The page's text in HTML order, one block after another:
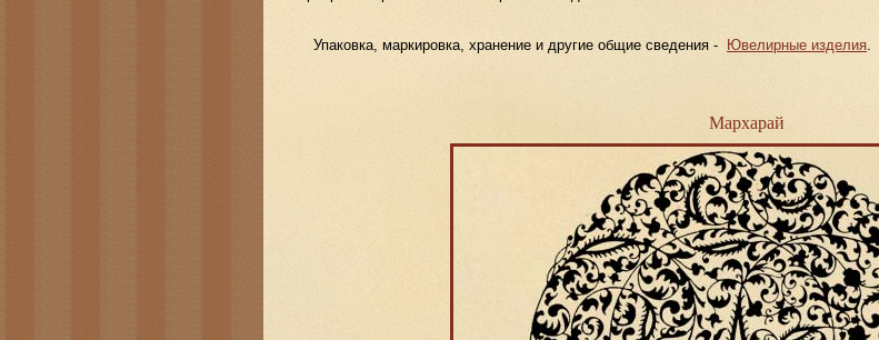
Упаковка, маркировка, хранение и другие общие сведения - Ювелирные изделия.
Мархарай